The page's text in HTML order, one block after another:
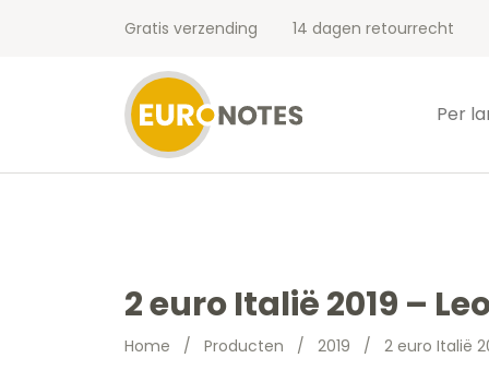
Gratis verzending 14 dagen retourrecht
Per
2 euro Italië 2019 –
Home / Producten / 2019 / 2 euro Italië